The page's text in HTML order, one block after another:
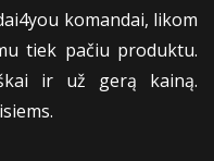
komandai, likom
tiek pačiu produktu.
ir už gerą kainą.